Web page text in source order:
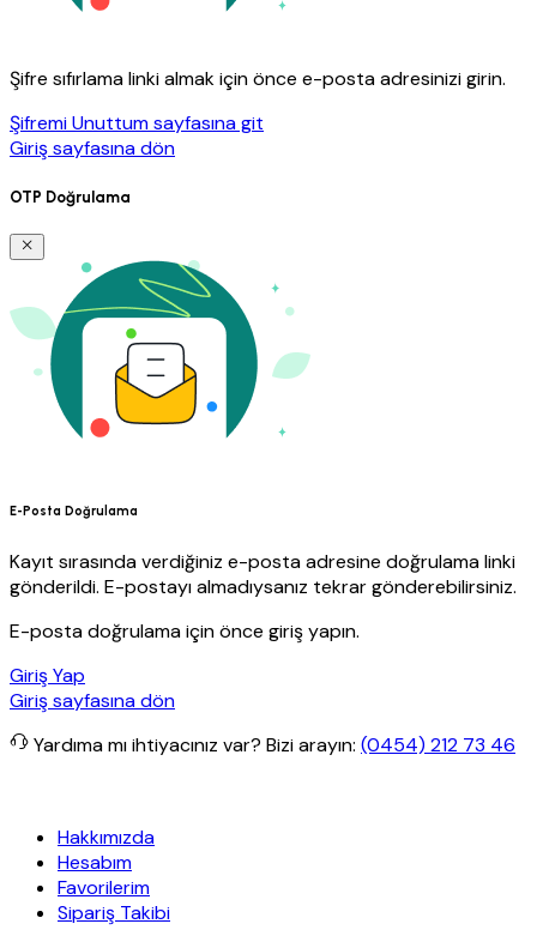
Şifre sıfırlama linki almak için önce e-posta adresinizi girin.
Şifremi Unuttum sayfasına git
Giriş sayfasına dön
OTP Doğrulama
E-Posta Doğrulama
Kayıt sırasında verdiğiniz e-posta adresine doğrulama linki
gönderildi. E-postayı almadıysanız tekrar gönderebilirsiniz.
E-posta doğrulama için önce giriş yapın.
Giriş Yap
Giriş sayfasına dön
Yardıma mı ihtiyacınız var? Bizi arayın: (0454) 212 73 46
Hakkımızda
Hesabım
Favorilerim
Sipariş Takibi